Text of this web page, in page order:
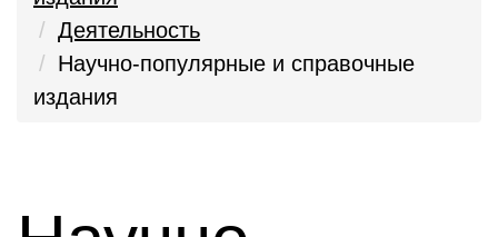
Деятельность
Научно-популярные и справочные
издания